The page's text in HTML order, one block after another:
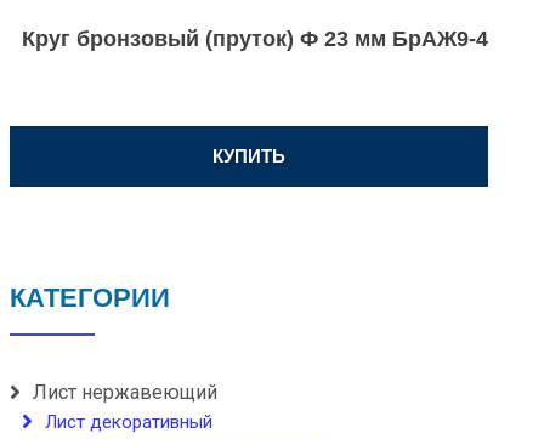
Круг бронзовый (пруток) Ф 23 мм БрАЖ9-4
КУПИТЬ
КАТЕГОРИИ
Лист нержавеющий
Лист декоративный